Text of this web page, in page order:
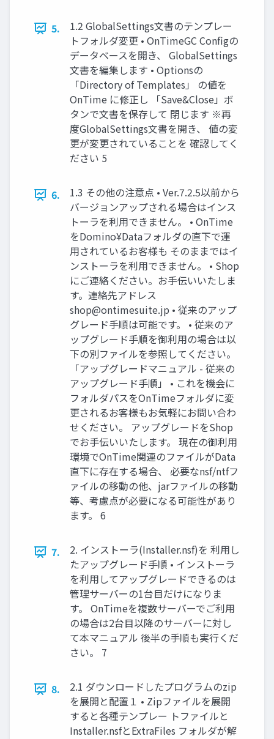
5.
1.2 GlobalSettings文書のテンプレー
トフォルダ変更 • OnTimeGC Configの
データベースを開き、 GlobalSettings
文書を編集します • Optionsの
「Directory of Templates」 の値を
OnTime に修正し 「Save&Close」ボ
タンで文書を保存して 閉じます ※再
度GlobalSettings文書を開き、 値の変
更が変更されていることを 確認してく
ださい 5
6.
1.3 その他の注意点 • Ver.7.2.5以前から
バージョンアップされる場合はインス
トーラを利用できません。 • OnTime
をDomino¥Dataフォルダの直下で運
用されているお客様も そのままではイ
ンストーラを利用できません。 • Shop
にご連絡ください。お手伝いいたしま
す。連絡先アドレス
shop@ontimesuite.jp • 従来のアップ
グレード手順は可能です。 • 従来のア
ップグレード手順を御利用の場合は以
下の別ファイルを参照してください。
「アップグレードマニュアル - 従来の
アップグレード手順」 • これを機会に
フォルダパスをOnTimeフォルダに変
更されるお客様もお気軽にお問い合わ
せください。 アップグレードをShop
でお手伝いいたします。 現在の御利用
環境でOnTime関連のファイルがData
直下に存在する場合、 必要なnsf/ntfフ
ァイルの移動の他、jarファイルの移動
等、考慮点が必要になる可能性があり
ます。 6
7.
2. インストーラ(Installer.nsf)を 利用し
たアップグレード手順 • インストーラ
を利用してアップグレードできるのは
管理サーバーの1台目だけになりま
す。 OnTimeを複数サーバーでご利用
の場合は2台目以降のサーバーに対し
て本マニュアル 後半の手順も実行くだ
さい。 7
8.
2.1 ダウンロードしたプログラムのzip
を展開と配置１ • Zipファイルを展開
すると各種テンプレー トファイルと
Installer.nsfとExtraFiles フォルダが解